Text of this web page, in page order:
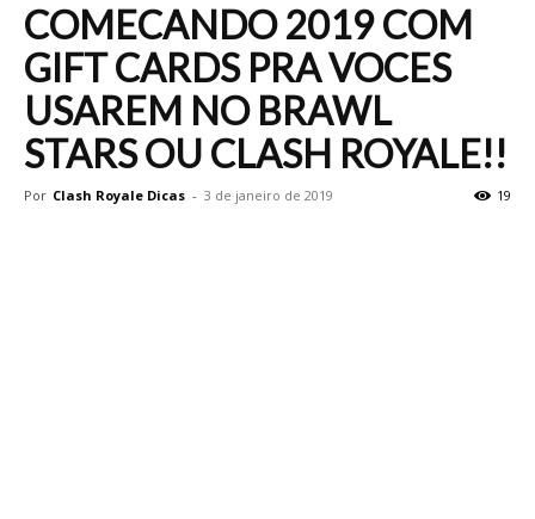
COMECANDO 2019 COM
GIFT CARDS PRA VOCES
USAREM NO BRAWL
STARS OU CLASH ROYALE!!
Por Clash Royale Dicas - 3 de janeiro de 2019 19